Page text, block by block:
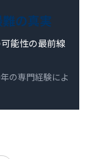
の真実
能性の最前線
の専門経験によ